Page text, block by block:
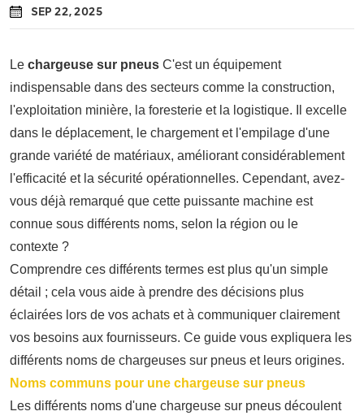
SEP 22, 2025
Le chargeuse sur pneus C'est un équipement
indispensable dans des secteurs comme la construction,
l'exploitation minière, la foresterie et la logistique. Il excelle
dans le déplacement, le chargement et l'empilage d'une
grande variété de matériaux, améliorant considérablement
l'efficacité et la sécurité opérationnelles. Cependant, avez-
vous déjà remarqué que cette puissante machine est
connue sous différents noms, selon la région ou le
contexte ?
Comprendre ces différents termes est plus qu'un simple
détail ; cela vous aide à prendre des décisions plus
éclairées lors de vos achats et à communiquer clairement
vos besoins aux fournisseurs. Ce guide vous expliquera les
différents noms de chargeuses sur pneus et leurs origines.
Noms communs pour une chargeuse sur pneus
Les différents noms d'une chargeuse sur pneus découlent